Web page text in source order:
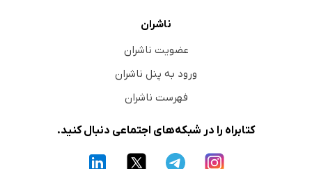
ناشران
عضویت ناشران
ورود به پنل ناشران
فهرست ناشران
کتابراه را در شبکه‌های اجتماعی دنبال کنید.